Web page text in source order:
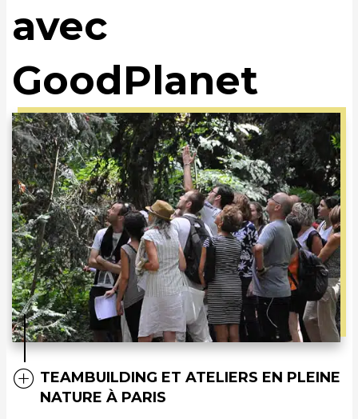
avec
GoodPlanet
TEAMBUILDING ET ATELIERS EN PLEINE
NATURE À PARIS